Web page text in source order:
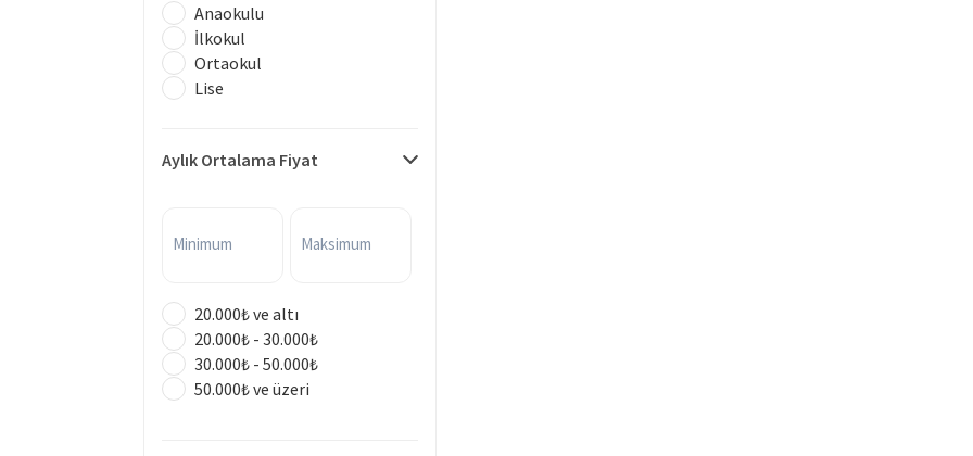
Anaokulu
İlkokul
Ortaokul
Lise
Aylık Ortalama Fiyat
Minimum Maksimum
20.000₺ ve altı
20.000₺ - 30.000₺
30.000₺ - 50.000₺
50.000₺ ve üzeri